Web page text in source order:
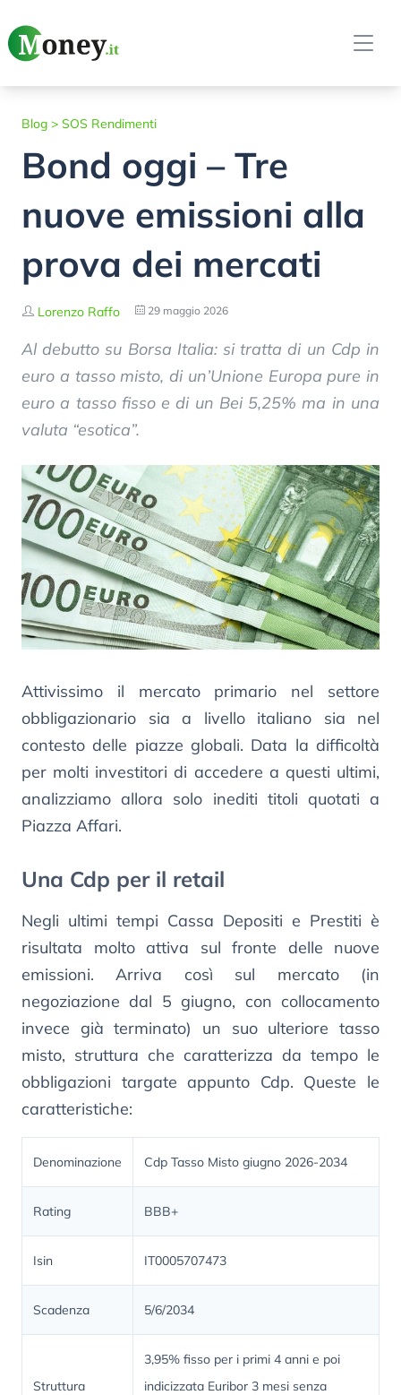
Blog > SOS Rendimenti
Bond oggi – Tre
nuove emissioni alla
prova dei mercati
Lorenzo Raffo 29 maggio 2026
Al debutto su Borsa Italia: si tratta di un Cdp in
euro a tasso misto, di un’Unione Europa pure in
euro a tasso fisso e di un Bei 5,25% ma in una
valuta “esotica”.
Attivissimo il mercato primario nel settore
obbligazionario sia a livello italiano sia nel
contesto delle piazze globali. Data la difficoltà
per molti investitori di accedere a questi ultimi,
analizziamo allora solo inediti titoli quotati a
Piazza Affari.
Una Cdp per il retail
Negli ultimi tempi Cassa Depositi e Prestiti è
risultata molto attiva sul fronte delle nuove
emissioni. Arriva così sul mercato (in
negoziazione dal 5 giugno, con collocamento
invece già terminato) un suo ulteriore tasso
misto, struttura che caratterizza da tempo le
obbligazioni targate appunto Cdp. Queste le
caratteristiche:
Denominazione Cdp Tasso Misto giugno 2026-2034
Rating BBB+
Isin IT0005707473
Scadenza 5/6/2034
Struttura
3,95% fisso per i primi 4 anni e poi
indicizzata Euribor 3 mesi senza